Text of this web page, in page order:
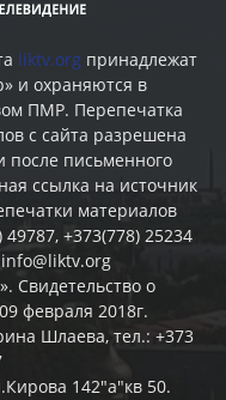
liktv.org принадлежат
и охраняются в
ПМР. Перепечатка
c сайта разрешена
после письменного
ссылка на источник
материалов
+373(778) 25234
Свидетельство о
февраля 2018г.
Шлаева, тел.: +373
142"а"кв 50.